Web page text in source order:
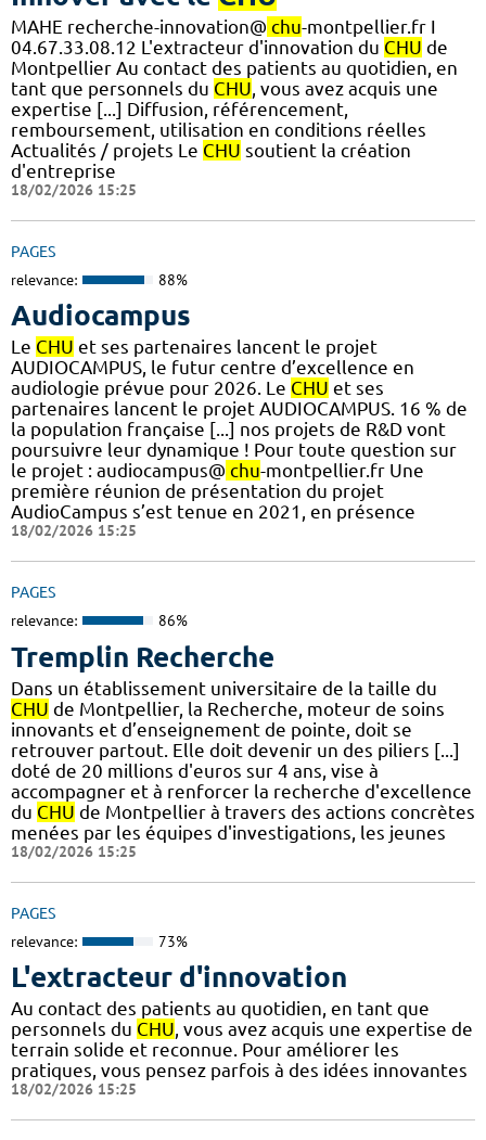
MAHE recherche-innovation@ chu-montpellier.fr I
04.67.33.08.12 L'extracteur d'innovation du CHU de
Montpellier Au contact des patients au quotidien, en
tant que personnels du CHU , vous avez acquis une
expertise [...] Diffusion, référencement,
remboursement, utilisation en conditions réelles
Actualités / projets Le CHU soutient la création
d'entreprise
18/02/2026 15:25
PAGES
relevance: 88%
Audiocampus
Le CHU et ses partenaires lancent le projet
AUDIOCAMPUS, le futur centre d’excellence en
audiologie prévue pour 2026. Le CHU et ses
partenaires lancent le projet AUDIOCAMPUS. 16 % de
la population française [...] nos projets de R&D vont
poursuivre leur dynamique ! Pour toute question sur
le projet : audiocampus@ chu-montpellier.fr Une
première réunion de présentation du projet
AudioCampus s’est tenue en 2021, en présence
18/02/2026 15:25
PAGES
relevance: 86%
Tremplin Recherche
Dans un établissement universitaire de la taille du
CHU de Montpellier, la Recherche, moteur de soins
innovants et d’enseignement de pointe, doit se
retrouver partout. Elle doit devenir un des piliers [...]
doté de 20 millions d'euros sur 4 ans, vise à
accompagner et à renforcer la recherche d'excellence
du CHU de Montpellier à travers des actions concrètes
menées par les équipes d'investigations, les jeunes
18/02/2026 15:25
PAGES
relevance: 73%
L'extracteur d'innovation
Au contact des patients au quotidien, en tant que
personnels du CHU, vous avez acquis une expertise de
terrain solide et reconnue. Pour améliorer les
pratiques, vous pensez parfois à des idées innovantes
18/02/2026 15:25